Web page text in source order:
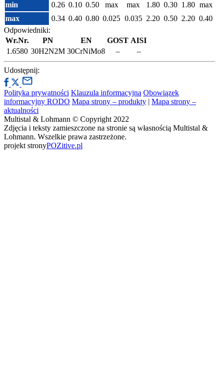
min
0.26 0.10 0.50 max max 1.80 0.30 1.80 max
max
0.34 0.40 0.80 0.025 0.035 2.20 0.50 2.20 0.40
Odpowiedniki:
Wr.Nr.
PN EN GOST AISI
1.6580 30H2N2M 30CrNiMo8 – –
Udostępnij:
Polityka prywatności Klauzula informacyjna Obowiązek
informacyjny RODO Mapa strony – produkty | Mapa strony –
aktualności
Multistal & Lohmann © Copyright 2022
Zdjęcia i teksty zamieszczone na stronie są własnością Multistal &
Lohmann. Wszelkie prawa zastrzeżone.
projekt stronyPOZitive.pl